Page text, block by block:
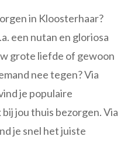
in Kloosterhaar?
een nutan en gloriosa
grote liefde of gewoon
nee tegen? Via
je populaire
jou thuis bezorgen. Via
je snel het juiste